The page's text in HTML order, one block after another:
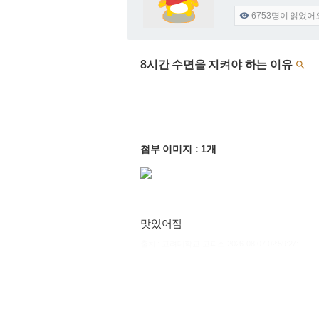
 6753명이 읽었어
8시간 수면을 지켜야 하는 이유 
첨부 이미지 : 1개
맛있어짐